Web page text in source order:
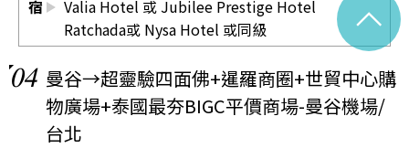
宿
Valia Hotel 或 Jubilee Prestige Hotel
Ratchada或 Nysa Hotel 或同級
04 曼谷→超靈驗四面佛+暹羅商圈+世貿中心購
物廣場+泰國最夯BIGC平價商場-曼谷機場/
台北
^